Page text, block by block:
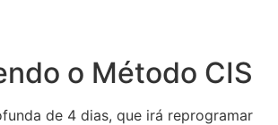
o Método CIS
de 4 dias, que irá reprogramar